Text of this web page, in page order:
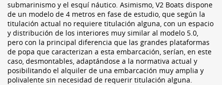
submarinismo y el esquí náutico. Asimismo, V2 Boats dispone
de un modelo de 4 metros en fase de estudio, que según la
titulación actual no requiere titulación alguna, con un espacio
y distribución de los interiores muy similar al modelo 5.0,
pero con la principal diferencia que las grandes plataformas
de popa que caracterizan a esta embarcación, serían, en este
caso, desmontables, adaptándose a la normativa actual y
posibilitando el alquiler de una embarcación muy amplia y
polivalente sin necesidad de requerir titulación alguna.